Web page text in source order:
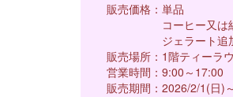
販売価格：
コーヒー又は紅
ジェラート追
販売場所：1階ティーラ
営業時間：9:00～17:00
販売期間：2026/2/1(日)